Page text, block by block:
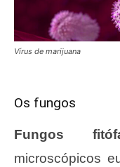
Vírus de marijuana
Os fungos
Fungos
microscópicos